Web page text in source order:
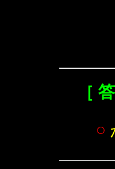
［
○